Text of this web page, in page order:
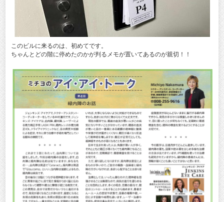
このビルに来るのは、初めてです。
ちゃんとどの階に停めたのかが判るメモが置いてあるのが親切！！